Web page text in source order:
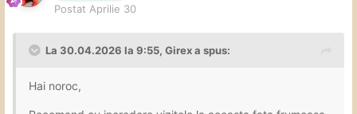
Postat Aprilie 30
La 30.04.2026 la 9:55, Girexa spus:
Hai noroc,